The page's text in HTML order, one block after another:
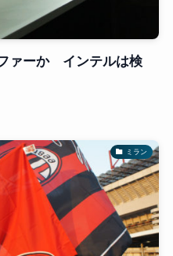
ァーか インテルは検
ミラン